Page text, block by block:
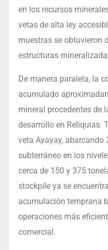
en los recursos
vetas de alta ley
muestras se obtuvieron
estructuras
De manera paralela, la
acumulado
mineral procedentes de
desarrollo en Reliquias.
veta Ayayay, abarcando
subterráneo en los
cerca de 150 y 375
stockpile ya se
acumulación temprana
operaciones más
comercial.